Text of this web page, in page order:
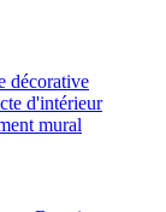
décorative
d'intérieur
mural